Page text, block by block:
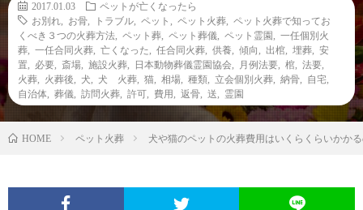
2017.01.03
ペットが亡くなったら
お別れ
お骨 トラブル ペット ペット火葬
ペット火葬で知ってお
くべき３つの火葬方法
ペット葬 ペット葬儀 ペット霊園
一任個別火
葬
一任合同火葬 亡くなった 任合同火葬 供養 傾向 出棺 埋葬
安
置
必要 斎場 施設火葬 日本動物葬儀霊園協会 月例法要 棺 法要
火葬
火葬後 犬 犬 火葬 猫 相場 種類 立会個別火葬 納骨 自宅
自治体
葬儀 訪問火葬 許可 費用 返骨 送 霊園
HOME ペット火葬 犬や猫のペットの火葬費用はいくらくらいかか